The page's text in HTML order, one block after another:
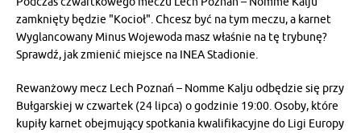
zamknięty będzie "Kocioł". Chcesz być na tym meczu, a karnet
Wyglancowany Minus Wojewoda masz właśnie na tę trybunę?
Sprawdź, jak zmienić miejsce na INEA Stadionie.
Rewanżowy mecz Lech Poznań – Nomme Kalju odbędzie się przy
Bułgarskiej w czwartek (24 lipca) o godzinie 19:00. Osoby, które
kupiły karnet obejmujący spotkania kwalifikacyjne do Ligi Europy